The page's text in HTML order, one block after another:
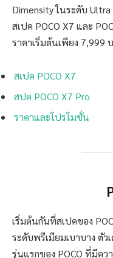
Dimensity ในระดับ
สเปค POCO X7 และ
ราคาเริ่มต้นเพียง 7,999
สเปค POCO X7
สปค POCO X7 Pro
ราคาและโปรโมชั่น
เริ่มต้นกันที่สเปคของ
ระดับพรีเมียมเบาบาง ตัว
รุ่นแรกของ POCO ที่มีค